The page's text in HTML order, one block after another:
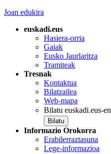
Joan edukira
euskadi.eus
Hasiera-orria
Gaiak
Eusko Jaurlaritza
Tramiteak
Tresnak
Kontaktua
Bilatzailea
Web-mapa
Bilatu euskadi.eus-en
Informazio Orokorra
Erabilerraztasuna
Lege-informazioa